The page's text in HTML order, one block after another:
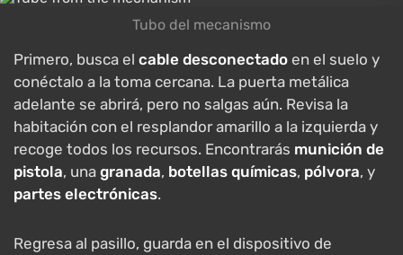
Tubo del mecanismo
Primero, busca el cable desconectado en el suelo y
conéctalo a la toma cercana. La puerta metálica
adelante se abrirá, pero no salgas aún. Revisa la
habitación con el resplandor amarillo a la izquierda y
recoge todos los recursos. Encontrarás munición de
pistola, una granada, botellas químicas, pólvora, y
partes electrónicas.
Regresa al pasillo, guarda en el dispositivo de